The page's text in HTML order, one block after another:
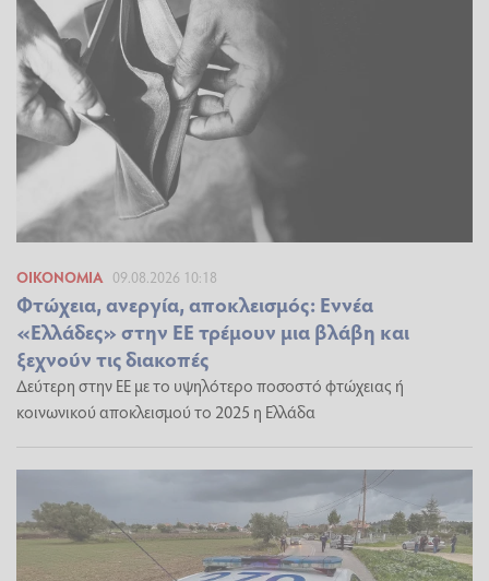
Φτώχεια, ανεργία, αποκλεισμός: Εννέα
«Ελλάδες» στην ΕΕ τρέμουν μια βλάβη και
ξεχνούν τις διακοπές
Δεύτερη στην ΕΕ με το υψηλότερο ποσοστό φτώχειας ή
κοινωνικού αποκλεισμού το 2025 η Ελλάδα
ΟΙΚΟΝΟΜΊΑ 09.08.2026 10:18